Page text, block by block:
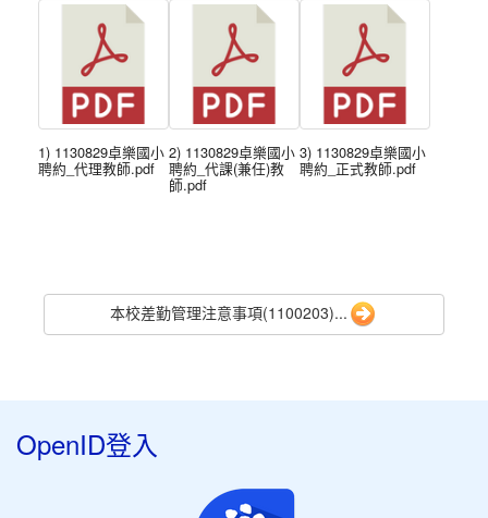
1) 1130829卓樂國小
聘約_代理教師.pdf
2) 1130829卓樂國小
聘約_代課(兼任)教
師.pdf
3) 1130829卓樂國小
聘約_正式教師.pdf
本校差勤管理注意事項(1100203)...
OpenID登入